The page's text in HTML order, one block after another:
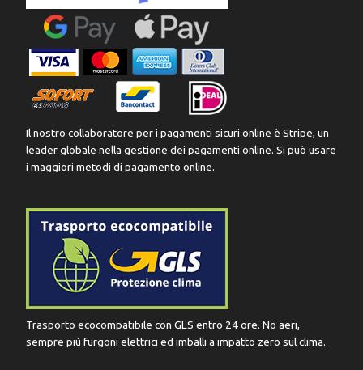
Il nostro collaboratore per i pagamenti sicuri online è Stripe, un
leader globale nella gestione dei pagamenti online. Si può usare
i maggiori metodi di pagamento online.
Trasporto ecocompatibile con GLS entro 24 ore. No aeri,
sempre più furgoni elettrici ed imballi a impatto zero sul clima.